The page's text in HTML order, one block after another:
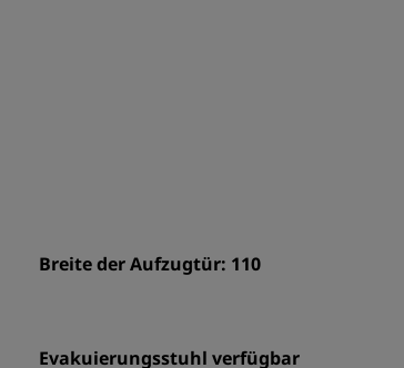
Breite der Aufzugtür: 110
Evakuierungsstuhl verfügbar